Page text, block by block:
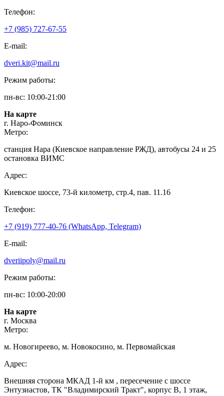
Телефон:
+7 (985) 727-67-55
E-mail:
dveri.kit@mail.ru
Режим работы:
пн-вс: 10:00-21:00
На карте
г. Наро-Фоминск
Метро:
станция Нара (Киевское направление РЖД), автобусы 24 и 25
остановка ВИМС
Адрес:
Киевское шоссе, 73-й километр, стр.4, пав. 11.16
Телефон:
+7 (919) 777-40-76 (WhatsApp, Telegram)
E-mail:
dveriipoly@mail.ru
Режим работы:
пн-вс: 10:00-20:00
На карте
г. Москва
Метро:
м. Новогиреево, м. Новокосино, м. Первомайская
Адрес:
Внешняя сторона МКАД 1-й км , пересечение с шоссе
Энтузиастов, ТК "Владимирский Тракт", корпус В, 1 этаж,